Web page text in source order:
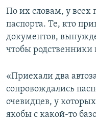
По их словам, у
паспорта. Те, кто
документов,
чтобы родственники
«Приехали два
сопровождались
очевидцев, у
якобы с какой-то